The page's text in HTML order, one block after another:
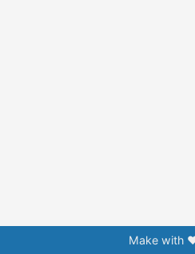
Make with